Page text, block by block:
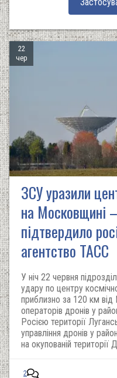
22
чер
ЗСУ уразили
на Московщині
підтвердило
агентство ТАСС
У ніч 22 червня
удару по центру
приблизно за 120 км від
операторів дронів у
Росією території
управління дронів у
на окупованій території
2